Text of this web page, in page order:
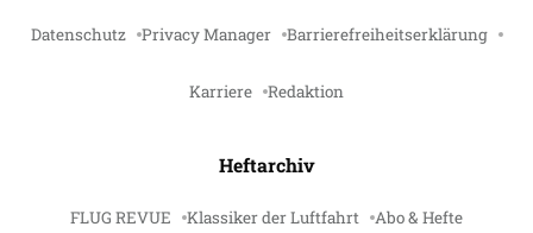
Datenschutz Privacy Manager Barrierefreiheitserklärung
Karriere Redaktion
Heftarchiv
FLUG REVUE Klassiker der Luftfahrt Abo & Hefte